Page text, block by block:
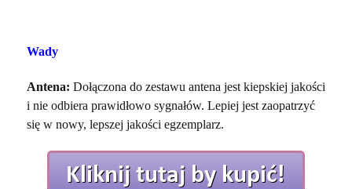
Wady
Antena: Dołączona do zestawu antena jest kiepskiej jakości
i nie odbiera prawidłowo sygnałów. Lepiej jest zaopatrzyć
się w nowy, lepszej jakości egzemplarz.